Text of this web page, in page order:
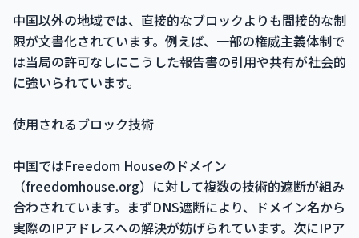
中国以外の地域では、直接的なブロックよりも間接的な制
限が文書化されています。例えば、一部の権威主義体制で
は当局の許可なしにこうした報告書の引用や共有が社会的
に強いられています。
使用されるブロック技術
中国ではFreedom Houseのドメイン
（freedomhouse.org）に対して複数の技術的遮断が組み
合わされています。まずDNS遮断により、ドメイン名から
実際のIPアドレスへの解決が妨げられています。次にIPア